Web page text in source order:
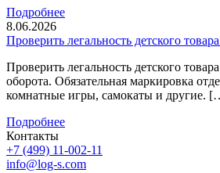
Подробнее
8.06.2026
Проверить легальность детского
Проверить легальность детского
оборота. Обязательная маркировка
комнатные игры, самокаты и другие.
Подробнее
Контакты
+7 (499) 11-002-11
info@log-s.com